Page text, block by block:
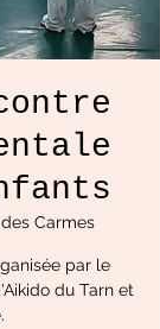
des Carmes
par le
du Tarn et